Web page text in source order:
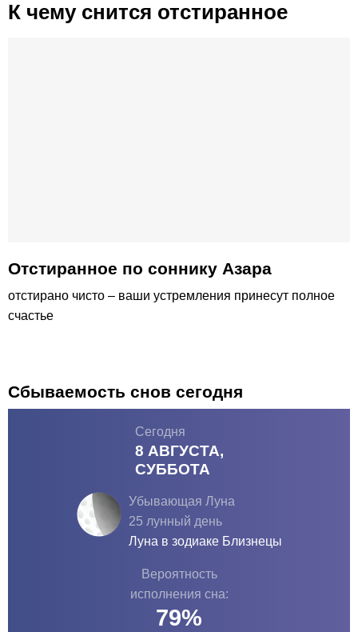
К чему снится отстиранное
Отстиранное по соннику Азара
отстирано чисто – ваши устремления принесут полное
счастье
Сбываемость снов сегодня
Сегодня
8 АВГУСТА,
СУББОТА
Убывающая Луна
25 лунный день
Луна в зодиаке Близнецы
Вероятность
исполнения сна:
79%